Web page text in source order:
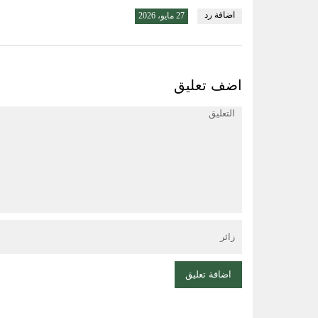
اضافة رد 27 مايو، 2026
اضف تعليق